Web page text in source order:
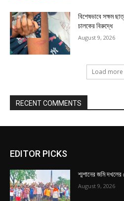
বিশেষভাবে সক্ষম
চালকের বিরুদ্ধে
August 9, 2026
Load more
RECENT COMMENTS
EDITOR PICKS
শ্মশানের জমি দখলের
August 9, 2026